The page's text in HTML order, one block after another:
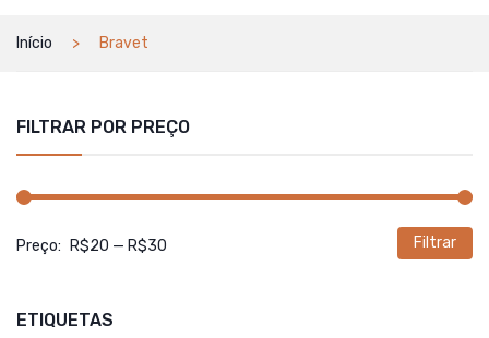
Início Bravet
FILTRAR POR PREÇO
Filtrar
Preço: R$20 — R$30
ETIQUETAS